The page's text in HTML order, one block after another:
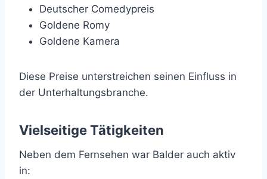
Deutscher Comedypreis
Goldene Romy
Goldene Kamera
Diese Preise unterstreichen seinen Einfluss in
der Unterhaltungsbranche.
Vielseitige Tätigkeiten
Neben dem Fernsehen war Balder auch aktiv
in: